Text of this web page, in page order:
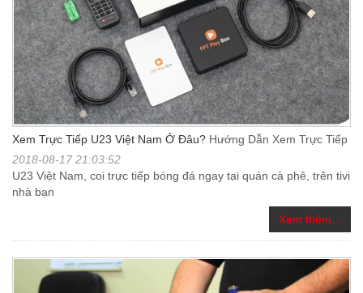
Xem Trực Tiếp U23 Việt Nam Ở Đâu?
2018-08-17 21:03:52
Hướng Dẫn Xem Trực Tiếp
U23 Việt Nam, coi trực tiếp bóng đá ngay tại quán cà phê, trên tivi
nhà bạn
Xem thêm...